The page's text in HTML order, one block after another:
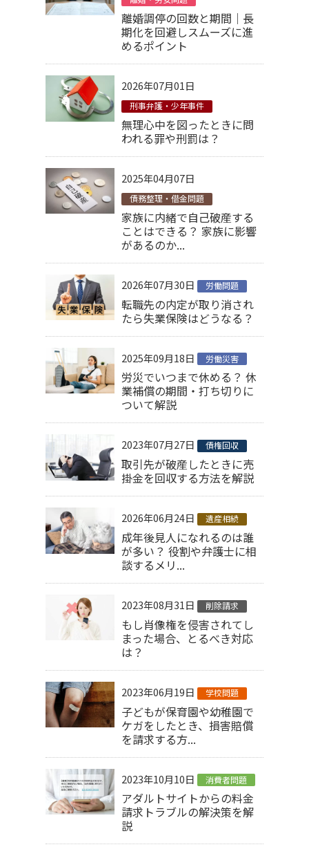
離婚調停の回数と期間｜長
期化を回避しスムーズに進
めるポイント
2026年07月01日
刑事弁護・少年事件
無理心中を図ったときに問
われる罪や刑罰は？
2025年04月07日
債務整理・借金問題
家族に内緒で自己破産する
ことはできる？ 家族に影響
があるのか...
2026年07月30日 労働問題
転職先の内定が取り消され
たら失業保険はどうなる？
2025年09月18日 労働災害
労災でいつまで休める？ 休
業補償の期間・打ち切りに
ついて解説
2023年07月27日 債権回収
取引先が破産したときに売
掛金を回収する方法を解説
2026年06月24日 遺産相続
成年後見人になれるのは誰
が多い？ 役割や弁護士に相
談するメリ...
2023年08月31日 削除請求
もし肖像権を侵害されてし
まった場合、とるべき対応
は？
2023年06月19日 学校問題
子どもが保育園や幼稚園で
ケガをしたとき、損害賠償
を請求する方...
2023年10月10日 消費者問題
アダルトサイトからの料金
請求トラブルの解決策を解
説